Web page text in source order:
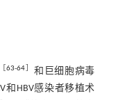
［63-64
和巨细胞病毒
和HBV感染者移植术